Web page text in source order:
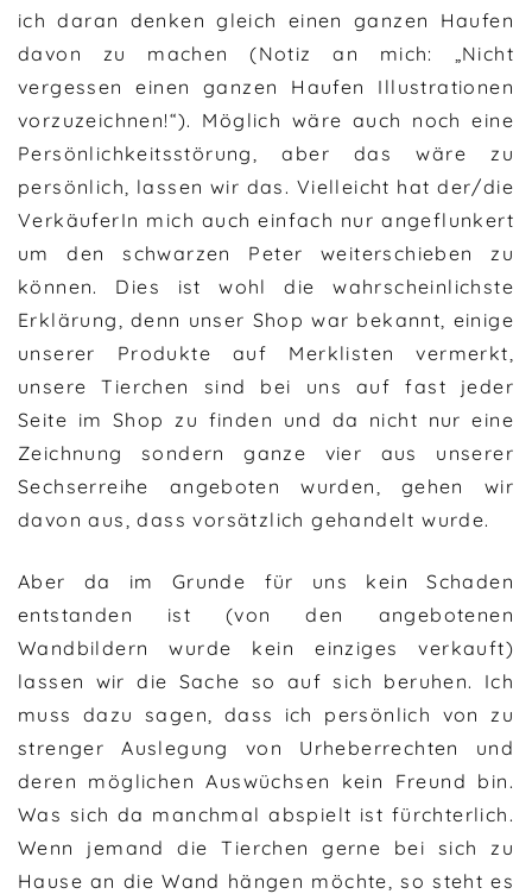
ich daran denken gleich einen ganzen Haufen
davon zu machen (Notiz an mich: „Nicht
vergessen einen ganzen Haufen Illustrationen
vorzuzeichnen!“). Möglich wäre auch noch eine
Persönlichkeitsstörung, aber das wäre zu
persönlich, lassen wir das. Vielleicht hat der/die
VerkäuferIn mich auch einfach nur angeflunkert
um den schwarzen Peter weiterschieben zu
können. Dies ist wohl die wahrscheinlichste
Erklärung, denn unser Shop war bekannt, einige
unserer Produkte auf Merklisten vermerkt,
unsere Tierchen sind bei uns auf fast jeder
Seite im Shop zu finden und da nicht nur eine
Zeichnung sondern ganze vier aus unserer
Sechserreihe angeboten wurden, gehen wir
davon aus, dass vorsätzlich gehandelt wurde.
Aber da im Grunde für uns kein Schaden
entstanden ist (von den angebotenen
Wandbildern wurde kein einziges verkauft)
lassen wir die Sache so auf sich beruhen. Ich
muss dazu sagen, dass ich persönlich von zu
strenger Auslegung von Urheberrechten und
deren möglichen Auswüchsen kein Freund bin.
Was sich da manchmal abspielt ist fürchterlich.
Wenn jemand die Tierchen gerne bei sich zu
Hause an die Wand hängen möchte, so steht es